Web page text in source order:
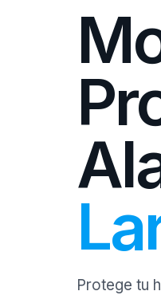
Protege tu